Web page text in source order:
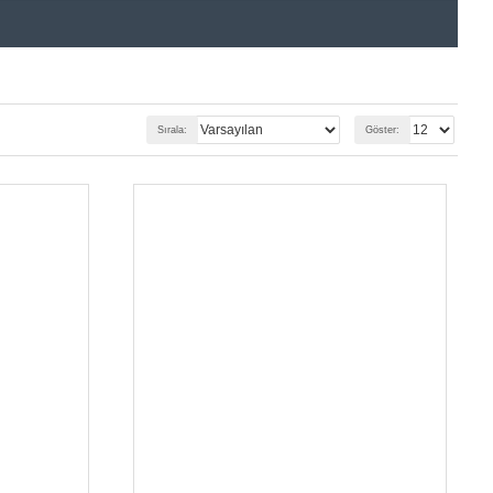
Sırala: Göster: